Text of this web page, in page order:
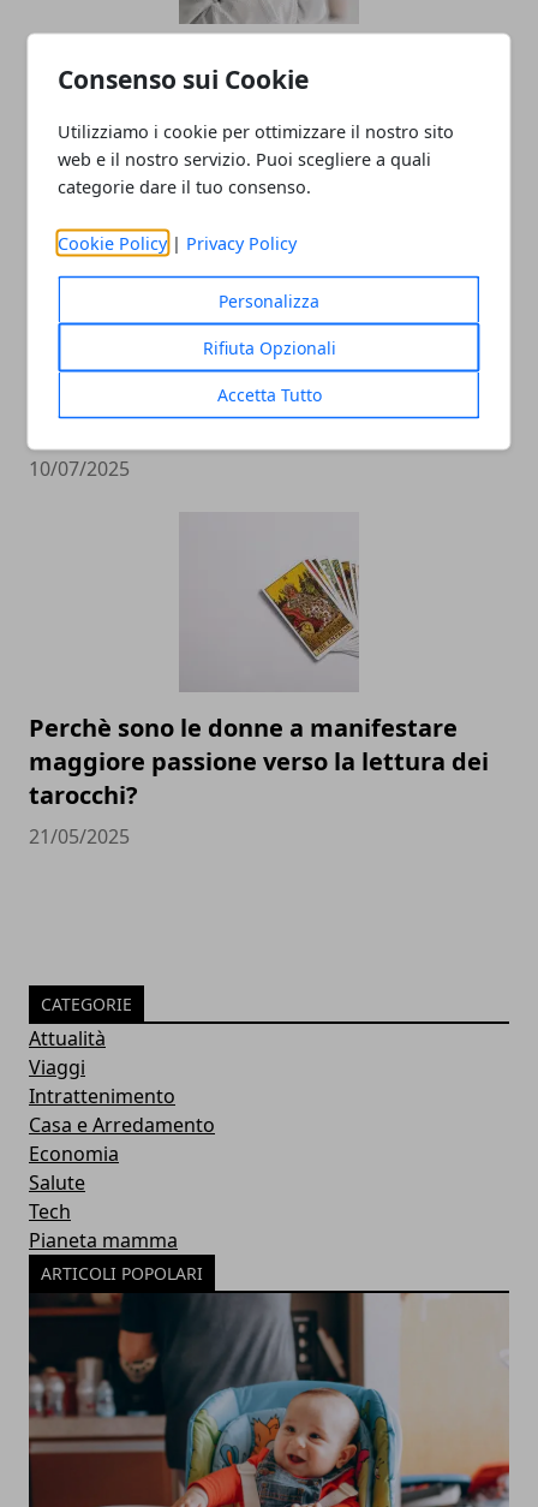
Consenso sui Cookie
Utilizziamo i cookie per ottimizzare il nostro sito
web e il nostro servizio. Puoi scegliere a quali
categorie dare il tuo consenso.
Cookie Policy | Privacy Policy
Personalizza
Rifiuta Opzionali
Accetta Tutto
biologici
10/07/2025
Come trasformare e proteggere il legno
con passione e tecnica
10/07/2025
Perchè sono le donne a manifestare
maggiore passione verso la lettura dei
tarocchi?
21/05/2025
CATEGORIE
Attualità
Viaggi
Intrattenimento
Casa e Arredamento
Economia
Salute
Tech
Pianeta mamma
ARTICOLI POPOLARI